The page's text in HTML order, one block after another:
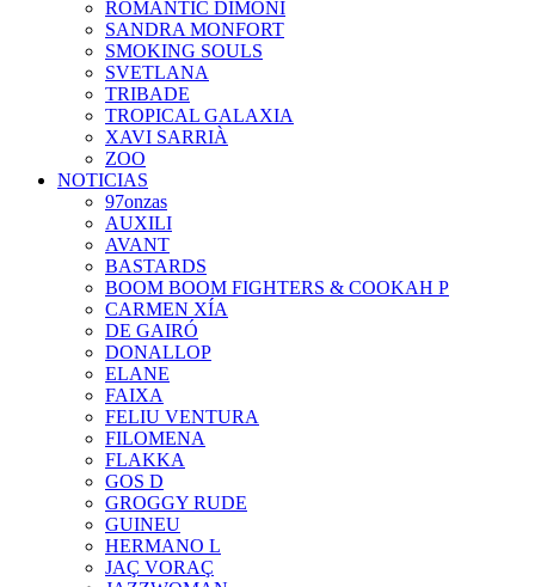
ROMÀNTIC DIMONI
SANDRA MONFORT
SMOKING SOULS
SVETLANA
TRIBADE
TROPICAL GALAXIA
XAVI SARRIÀ
ZOO
NOTICIAS
97onzas
AUXILI
AVANT
BASTARDS
BOOM BOOM FIGHTERS & COOKAH P
CARMEN XÍA
DE GAIRÓ
DONALLOP
ELANE
FAIXA
FELIU VENTURA
FILOMENA
FLAKKA
GOS D
GROGGY RUDE
GUINEU
HERMANO L
JAÇ VORAÇ